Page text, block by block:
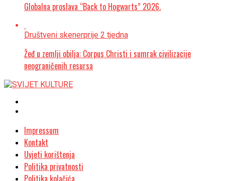
Globalna proslava “Back to Hogwarts” 2026.
Društveni skenerprije 2 tjedna
Žeđ u zemlji obilja: Corpus Christi i sumrak civilizacije
neograničenih resursa
Impressum
Kontakt
Uvjeti korištenja
Politika privatnosti
Politika kolačića